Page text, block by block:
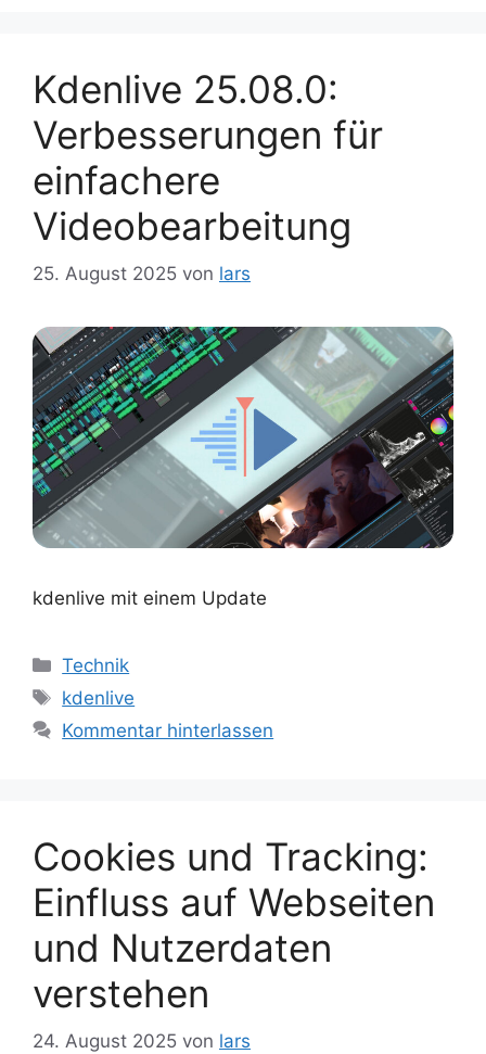
Kdenlive 25.08.0:
Verbesserungen für
einfachere
Videobearbeitung
25. August 2025 von lars
kdenlive mit einem Update
Kategorien
Technik
Schlagwörter
kdenlive
Kommentar hinterlassen
Cookies und Tracking:
Einfluss auf Webseiten
und Nutzerdaten
verstehen
24. August 2025 von lars